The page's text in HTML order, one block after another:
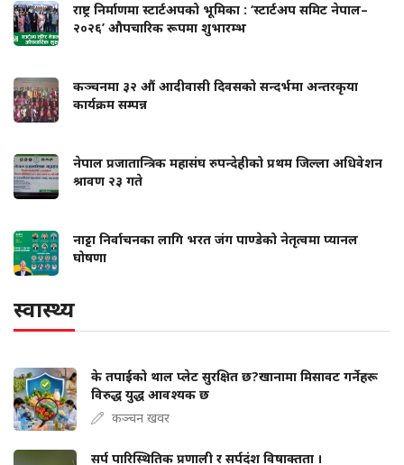
राष्ट्र निर्माणमा स्टार्टअपको भूमिका : ‘स्टार्टअप समिट नेपाल–
२०२६’ औपचारिक रूपमा शुभारम्भ
कञ्चनमा ३२ औं आदीवासी दिवसको सन्दर्भमा अन्तरकृया
कार्यक्रम सम्पन्न
नेपाल प्रजातान्त्रिक महासंघ रुपन्देहीको प्रथम जिल्ला अधिवेशन
श्रावण २३ गते
नाट्टा निर्वाचनका लागि भरत जंग पाण्डेको नेतृत्वमा प्यानल
घोषणा
स्वास्थ्य
के तपाईंको थाल प्लेट सुरक्षित छ?खानामा मिसावट गर्नेहरू
विरुद्ध युद्ध आवश्यक छ
कञ्चन खवर
सर्प पारिस्थितिक प्रणाली र सर्पदंश विषाक्तता ।